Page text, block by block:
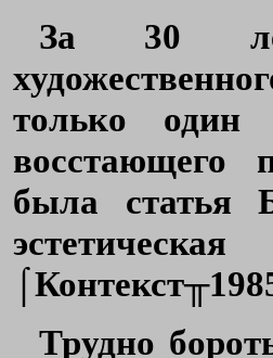
За 30 лет
только один
восстающего
была статья
Трудно